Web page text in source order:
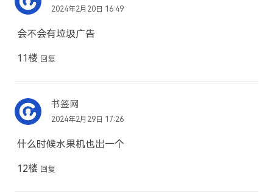
2024年2月20日 16:49
会不会有垃圾广告
11楼 回复
书签网
2024年2月29日 17:26
什么时候水果机也出一个
12楼 回复